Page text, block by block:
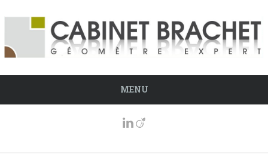
MENU